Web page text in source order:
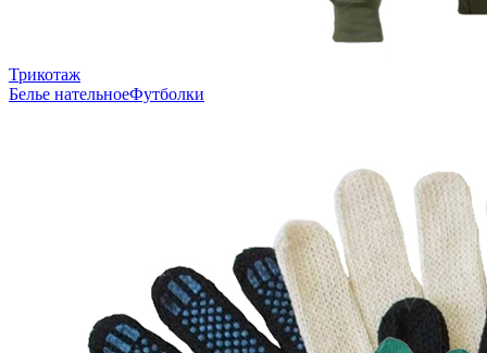
Трикотаж
Белье нательноеФутболки